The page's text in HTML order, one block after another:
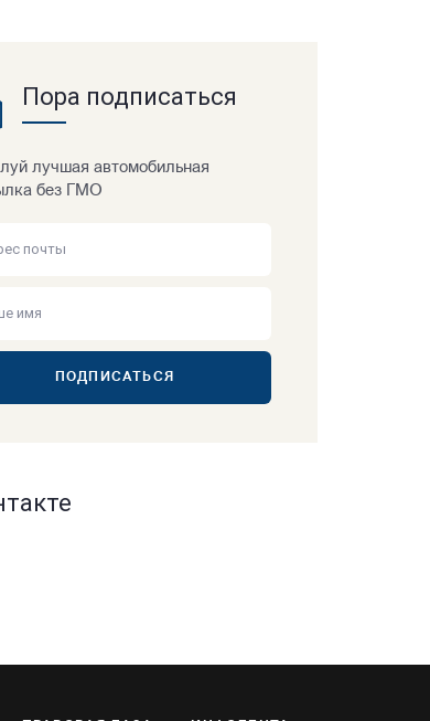
Пора подписаться
лучшая автомобильная
без ГМО
ПОДПИСАТЬСЯ